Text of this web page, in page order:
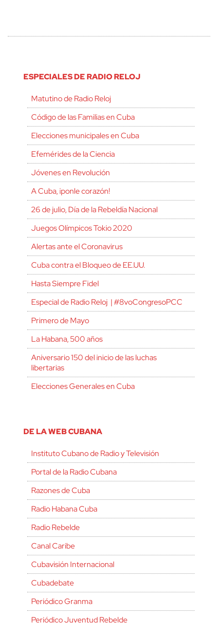
ESPECIALES DE RADIO RELOJ
Matutino de Radio Reloj
Código de las Familias en Cuba
Elecciones municipales en Cuba
Efemérides de la Ciencia
Jóvenes en Revolución
A Cuba, ¡ponle corazón!
26 de julio, Día de la Rebeldía Nacional
Juegos Olímpicos Tokio 2020
Alertas ante el Coronavirus
Cuba contra el Bloqueo de EE.UU.
Hasta Siempre Fidel
Especial de Radio Reloj | #8voCongresoPCC
Primero de Mayo
La Habana, 500 años
Aniversario 150 del inicio de las luchas
libertarias
Elecciones Generales en Cuba
DE LA WEB CUBANA
Instituto Cubano de Radio y Televisión
Portal de la Radio Cubana
Razones de Cuba
Radio Habana Cuba
Radio Rebelde
Canal Caribe
Cubavisión Internacional
Cubadebate
Periódico Granma
Periódico Juventud Rebelde